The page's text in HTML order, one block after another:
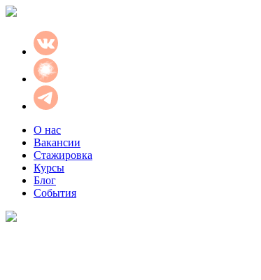
О нас
Вакансии
Стажировка
Курсы
Блог
События